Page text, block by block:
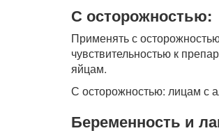
С осторожностью:
Применять с
чувствительностью к
яйцам.
С осторожностью: лицам с
Беременность и